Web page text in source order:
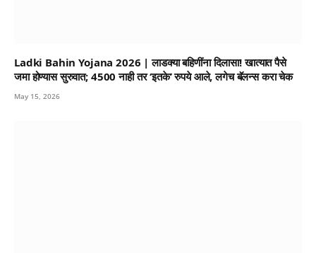
Ladki Bahin Yojana 2026 | लाडक्या बहिणींना दिलासा! खात्यात पैसे
जमा होण्यास सुरुवात; 4500 नाही तर ‘इतके’ रुपये आले, लगेच बॅलन्स करा चेक
May 15, 2026